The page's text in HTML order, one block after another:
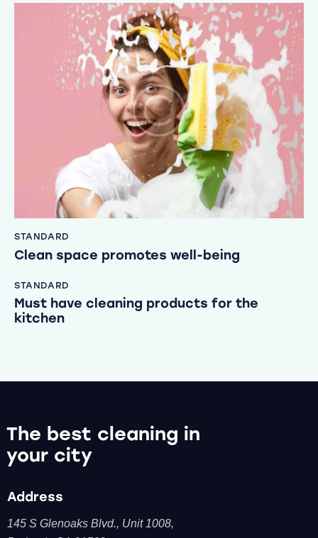
STANDARD
Clean space promotes well-being
STANDARD
Must have cleaning products for the
kitchen
The best cleaning in
your city
Address
145 S Glenoaks Blvd., Unit 1008,